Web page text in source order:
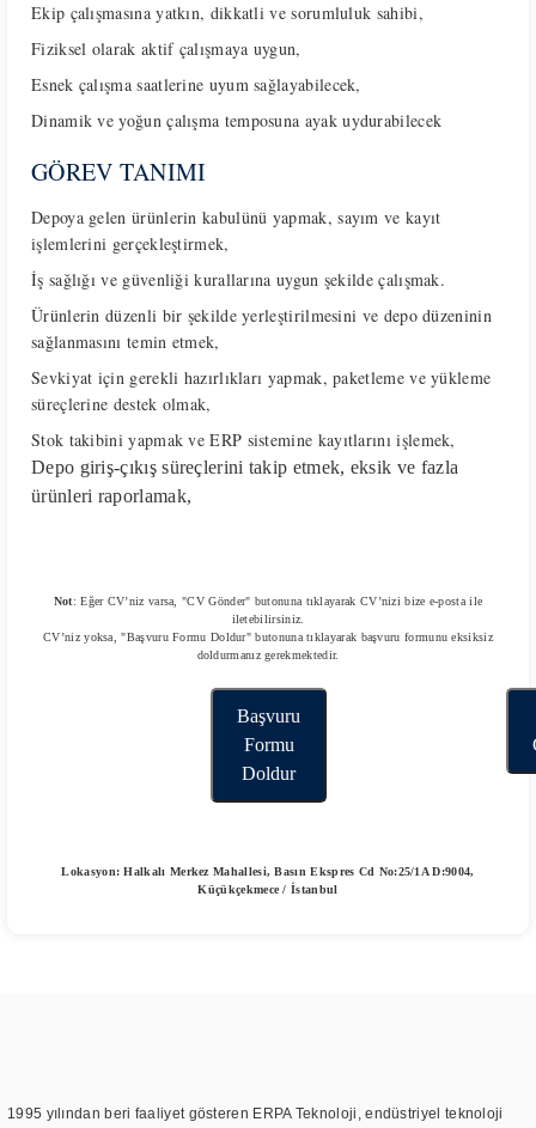
Ekip çalışmasına yatkın, dikkatli ve sorumluluk sahibi,
Fiziksel olarak aktif çalışmaya uygun,
Esnek çalışma saatlerine uyum sağlayabilecek,
Dinamik ve yoğun çalışma temposuna ayak uydurabilecek
GÖREV TANIMI
Depoya gelen ürünlerin kabulünü yapmak, sayım ve kayıt
işlemlerini gerçekleştirmek,
İş sağlığı ve güvenliği kurallarına uygun şekilde çalışmak.
Ürünlerin düzenli bir şekilde yerleştirilmesini ve depo düzeninin
sağlanmasını temin etmek,
Sevkiyat için gerekli hazırlıkları yapmak, paketleme ve yükleme
süreçlerine destek olmak,
Stok takibini yapmak ve ERP sistemine kayıtlarını işlemek,
Depo giriş-çıkış süreçlerini takip etmek, eksik ve fazla
ürünleri raporlamak,
Not: Eğer CV’niz varsa, "CV Gönder" butonuna tıklayarak CV’nizi bize e-posta ile
iletebilirsiniz.
CV’niz yoksa, "Başvuru Formu Doldur" butonuna tıklayarak başvuru formunu eksiksiz
doldurmanız gerekmektedir.
Başvuru
Formu
Doldur
Lokasyon: Halkalı Merkez Mahallesi, Basın Ekspres Cd No:25/1A D:9004,
Küçükçekmece / İstanbul
1995 yılından beri faaliyet gösteren ERPA Teknoloji, endüstriyel teknoloji